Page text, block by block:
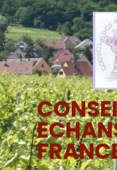
Skip
to
content